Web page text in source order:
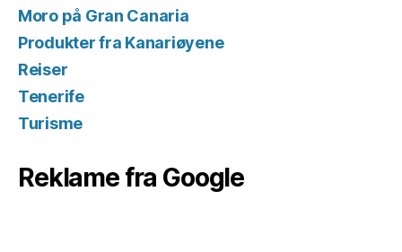
Moro på Gran Canaria
Produkter fra Kanariøyene
Reiser
Tenerife
Turisme
Reklame fra Google